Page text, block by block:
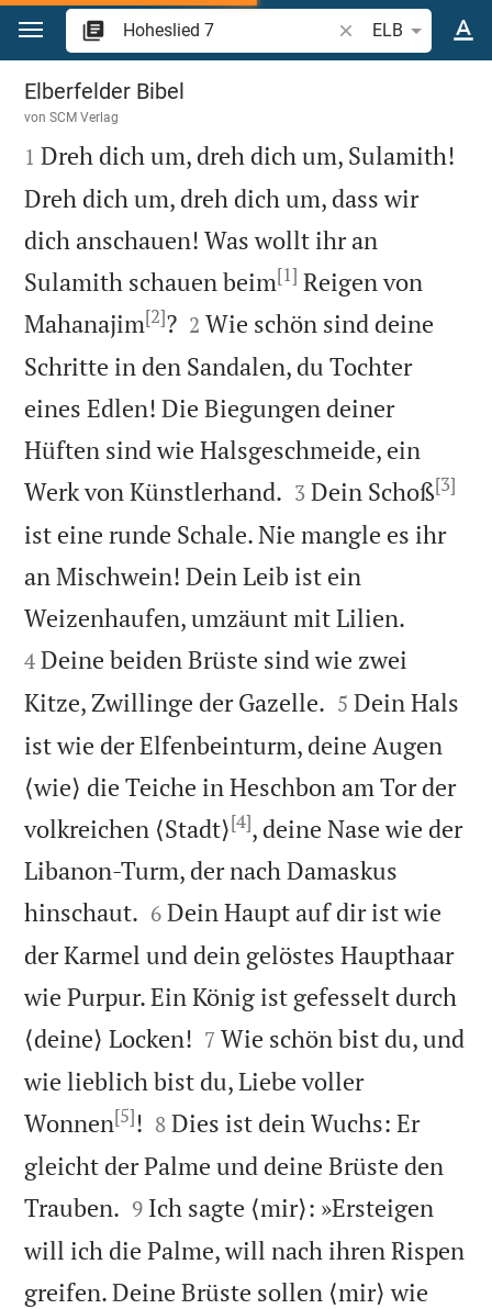
Zum Inhalt springen
Bibelstelle oder
ELB
Hoheslied 7
Elberfelder Bibel
vonSCM Verlag

1 Dreh dich um, dreh dich um, Sulamith!
Dreh dich um, dreh dich um, dass wir
dich anschauen! Was wollt ihr an
Sulamith schauen beim[1] Reigen von
Mahanajim[2]?
2 Wie schön sind deine
Schritte in den Sandalen, du Tochter
eines Edlen! Die Biegungen deiner
Hüften sind wie Halsgeschmeide, ein
Werk von Künstlerhand. 

3 Dein Schoß[3]
ist eine runde Schale. Nie mangle es ihr
an Mischwein! Dein Leib ist ein
Weizenhaufen, umzäunt mit Lilien.
4 Deine beiden Brüste sind wie zwei
Kitze, Zwillinge der Gazelle. 

5 Dein Hals
ist wie der Elfenbeinturm, deine Augen
⟨wie⟩ die Teiche in Heschbon am Tor der
volkreichen ⟨Stadt⟩[4], deine Nase wie der
Libanon-Turm, der nach Damaskus
hinschaut. 

6 Dein Haupt auf dir ist wie
der Karmel und dein gelöstes Haupthaar
wie Purpur. Ein König ist gefesselt durch
⟨deine⟩ Locken! 

7 Wie schön bist du, und
wie lieblich bist du, Liebe voller
Wonnen[5]! 

8 Dies ist dein Wuchs: Er
gleicht der Palme und deine Brüste den
Trauben. 

9 Ich sagte ⟨mir⟩: »Ersteigen
will ich die Palme, will nach ihren Rispen
greifen. Deine Brüste sollen ⟨mir⟩ wie